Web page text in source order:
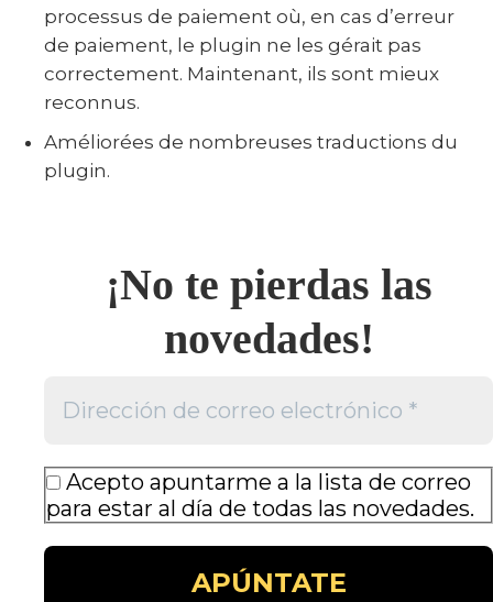
processus de paiement où, en cas d’erreur
de paiement, le plugin ne les gérait pas
correctement. Maintenant, ils sont mieux
reconnus.
Améliorées de nombreuses traductions du
plugin.
¡No te pierdas las
novedades!
Acepto apuntarme a la lista de correo
para estar al día de todas las novedades.